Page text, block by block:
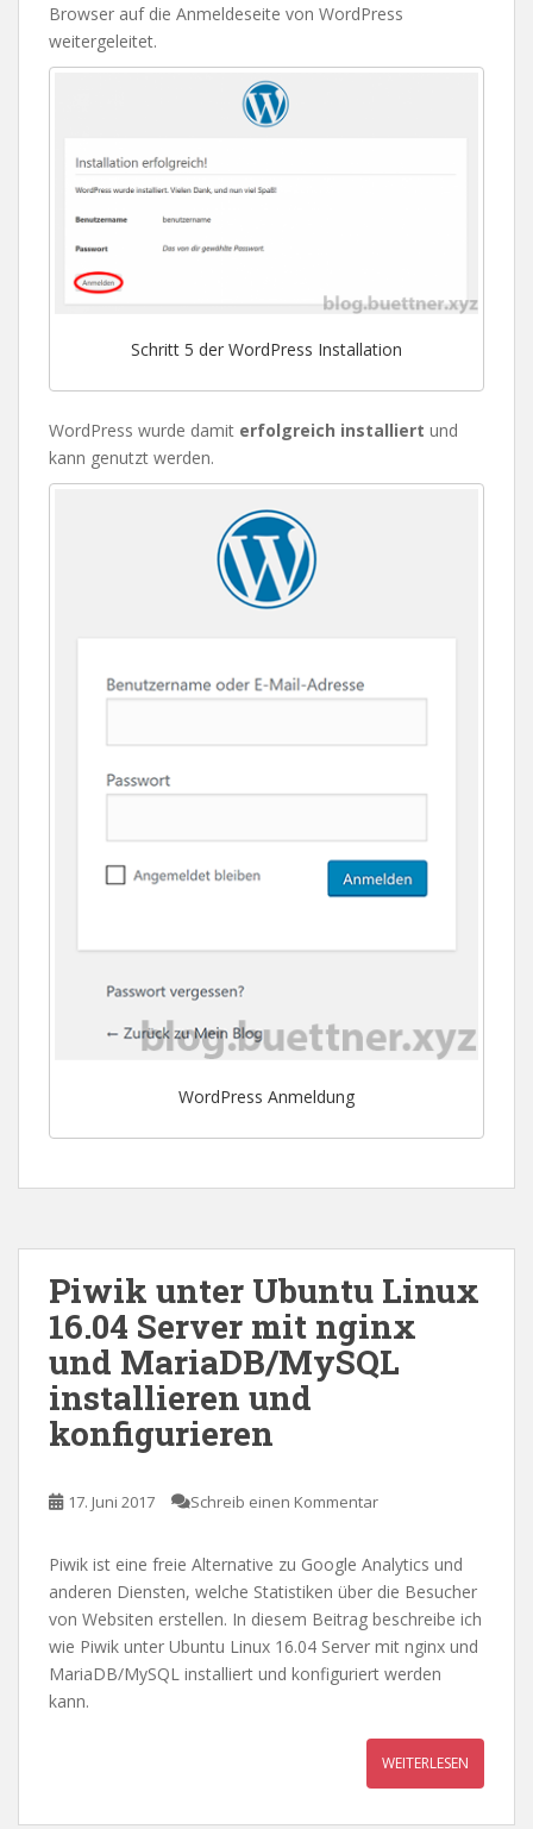
Browser auf die Anmeldeseite von WordPress
weitergeleitet.
Schritt 5 der WordPress Installation
WordPress wurde damit erfolgreich installiert und
kann genutzt werden.
WordPress Anmeldung
Piwik unter Ubuntu Linux
16.04 Server mit nginx
und MariaDB/MySQL
installieren und
konfigurieren
17. Juni 2017 Schreib einen Kommentar
Piwik ist eine freie Alternative zu Google Analytics und
anderen Diensten, welche Statistiken über die Besucher
von Websiten erstellen. In diesem Beitrag beschreibe ich
wie Piwik unter Ubuntu Linux 16.04 Server mit nginx und
MariaDB/MySQL installiert und konfiguriert werden
kann.
WEITERLESEN